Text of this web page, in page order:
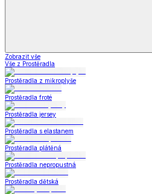
Zobrazit vše
Vše z Prostěradla
Prostěradla z mikroplyše
Prostěradla froté
Prostěradla jersey
Prostěradla s elastanem
Prostěradla plátěná
Prostěradla nepropustná
Prostěradla dětská